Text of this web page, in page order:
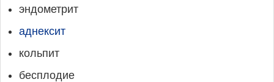
эндометрит
аднексит
кольпит
бесплодие